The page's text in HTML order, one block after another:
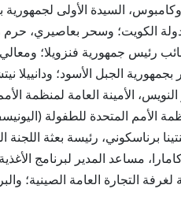
السيدة الأولى لجمهورية
الكويت؛ وسحر بعاصيري،
رئيس جمهورية فنزويلا؛
بجمهورية الجبل الأسود؛
الأمينة العامة لمنظمة
الأمم المتحدة للطفولة
برناسكوني، رئيسة بعثة
مساعد المدير لبرنامج
لغرفة التجارة العامة الصينية؛